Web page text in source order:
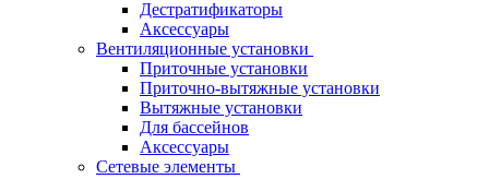
Дестратификаторы
Аксессуары
Вентиляционные установки
Приточные установки
Приточно-вытяжные установки
Вытяжные установки
Для бассейнов
Аксессуары
Сетевые элементы